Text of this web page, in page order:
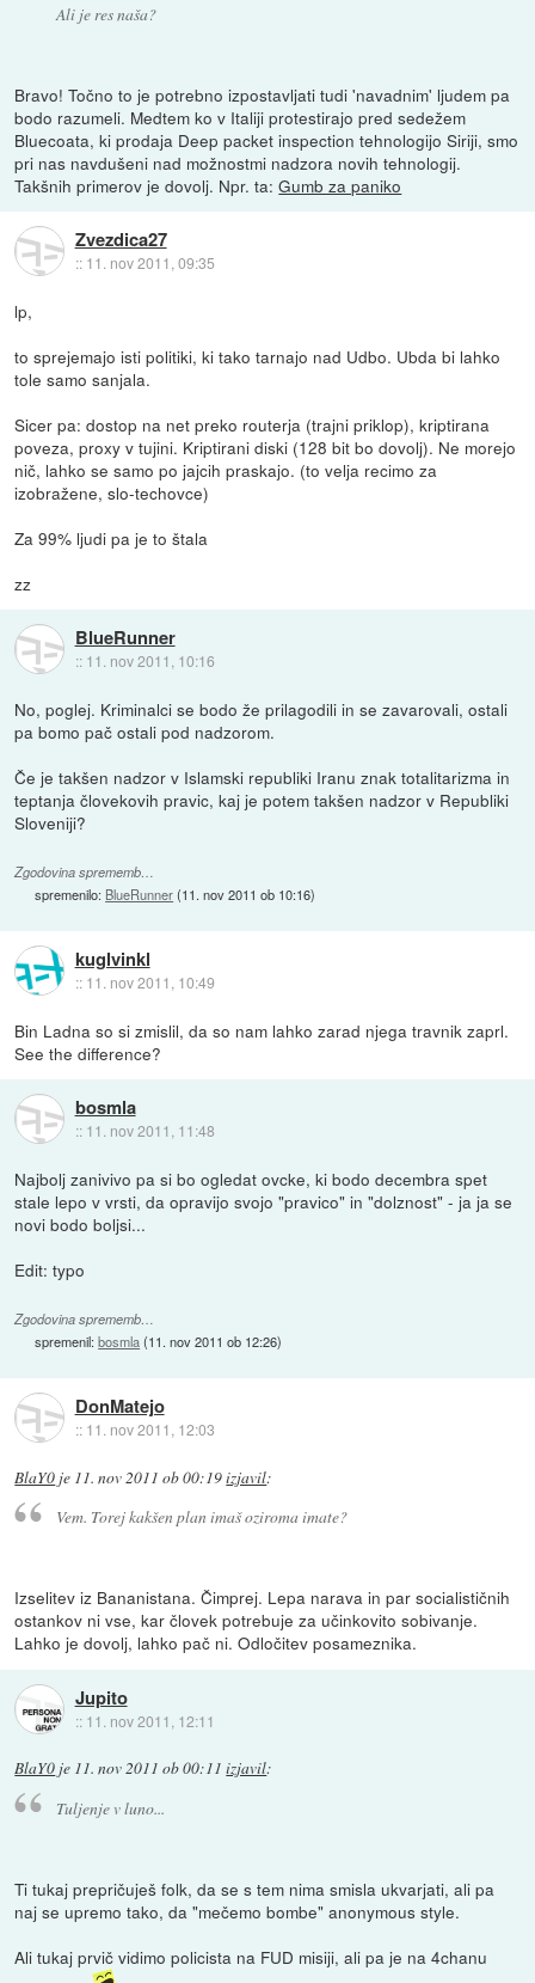
Ali je res naša?
Bravo! Točno to je potrebno izpostavljati tudi 'navadnim' ljudem pa
bodo razumeli. Medtem ko v Italiji protestirajo pred sedežem
Bluecoata, ki prodaja Deep packet inspection tehnologijo Siriji, smo
pri nas navdušeni nad možnostmi nadzora novih tehnologij.
Takšnih primerov je dovolj. Npr. ta:Gumb za paniko
Zvezdica27
:: 11. nov 2011, 09:35
lp,
to sprejemajo isti politiki, ki tako tarnajo nad Udbo. Ubda bi lahko
tole samo sanjala.
Sicer pa: dostop na net preko routerja (trajni priklop), kriptirana
poveza, proxy v tujini. Kriptirani diski (128 bit bo dovolj). Ne morejo
nič, lahko se samo po jajcih praskajo. (to velja recimo za
izobražene, slo-techovce)
Za 99% ljudi pa je to štala
zz
BlueRunner
:: 11. nov 2011, 10:16
No, poglej. Kriminalci se bodo že prilagodili in se zavarovali, ostali
pa bomo pač ostali pod nadzorom.
Če je takšen nadzor v Islamski republiki Iranu znak totalitarizma in
teptanja človekovih pravic, kaj je potem takšen nadzor v Republiki
Sloveniji?
Zgodovina sprememb…
spremenilo: BlueRunner(11. nov 2011 ob 10:16)
kuglvinkl
:: 11. nov 2011, 10:49
Bin Ladna so si zmislil, da so nam lahko zarad njega travnik zaprl.
See the difference?
bosmla
:: 11. nov 2011, 11:48
Najbolj zanivivo pa si bo ogledat ovcke, ki bodo decembra spet
stale lepo v vrsti, da opravijo svojo "pravico" in "dolznost" - ja ja se
novi bodo boljsi...
Edit: typo
Zgodovina sprememb…
spremenil:bosmla(11. nov 2011 ob 12:26)
DonMatejo
:: 11. nov 2011, 12:03
BlaY0 je 11. nov 2011 ob 00:19izjavil:
Vem. Torej kakšen plan imaš oziroma imate?
Izselitev iz Bananistana. Čimprej. Lepa narava in par socialističnih
ostankov ni vse, kar človek potrebuje za učinkovito sobivanje.
Lahko je dovolj, lahko pač ni. Odločitev posameznika.
Jupito
:: 11. nov 2011, 12:11
BlaY0 je 11. nov 2011 ob 00:11 izjavil:
Tuljenje v luno...
Ti tukaj prepričuješ folk, da se s tem nima smisla ukvarjati, ali pa
naj se upremo tako, da "mečemo bombe" anonymous style.
Ali tukaj prvič vidimo policista na FUD misiji, ali pa je na 4chanu